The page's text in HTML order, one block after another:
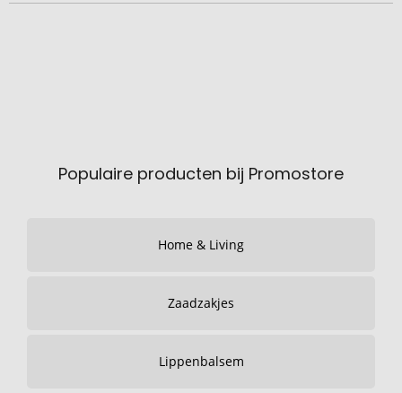
Populaire producten bij Promostore
Home & Living
Zaadzakjes
Lippenbalsem